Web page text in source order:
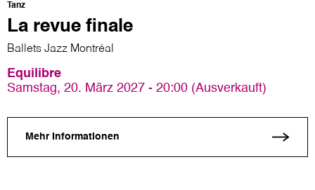
Tanz
La revue finale
Ballets Jazz Montréal
Equilibre
Samstag, 20. März 2027 - 20:00 (Ausverkauft)
Mehr Informationen